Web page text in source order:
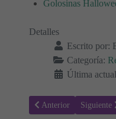
Golosinas
Detalles
Escrito por:
Categoría:
Última
Artículo anterior: Gato
Anterior Artículo
Siguiente